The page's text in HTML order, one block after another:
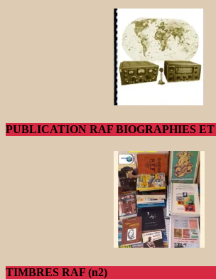
PUBLICATION RAF BIOGRAPHIES
TIMBRES RAF (n2)